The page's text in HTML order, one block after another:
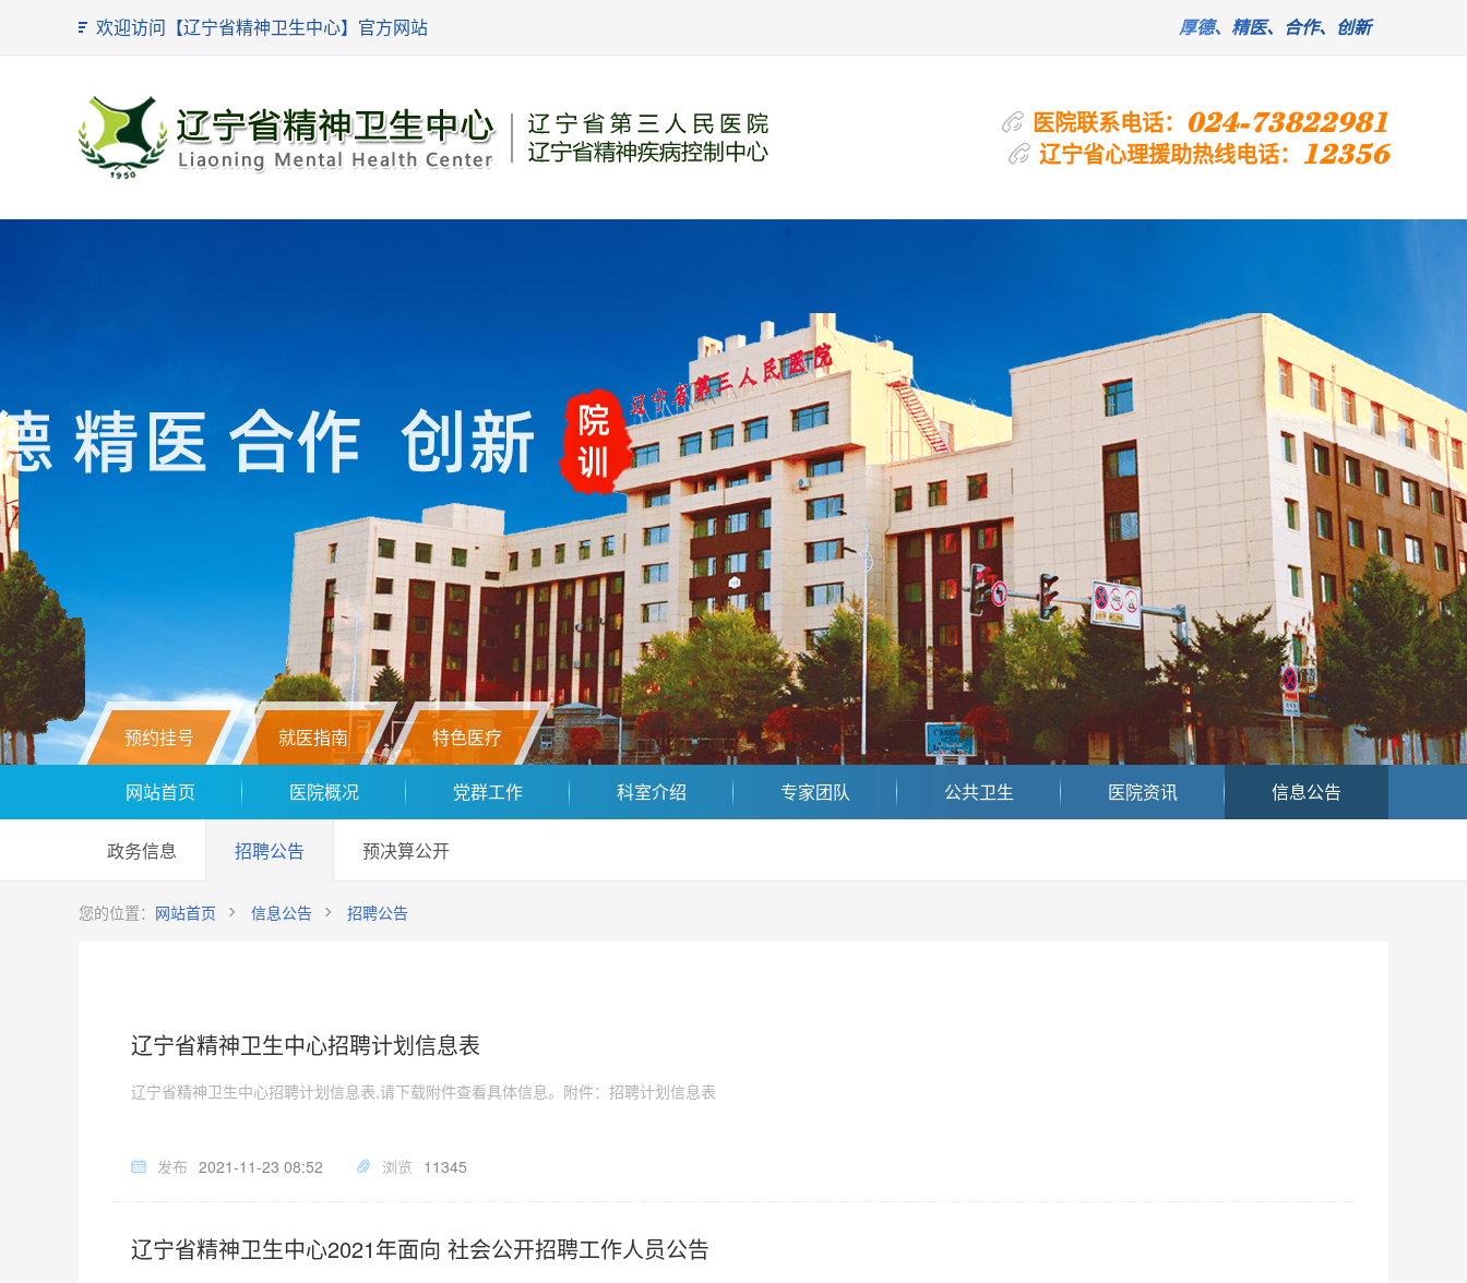
欢迎访问【辽宁省精神卫生中心】官方网站 厚德、精医、合作、创新
医院联系电话： 024-73822981
辽宁省心理援助热线电话： 12356
预约挂号 就医指南 特色医疗
网站首页 医院概况 党群工作 科室介绍 专家团队 公共卫生 医院资讯 信息公告
政务信息 招聘公告 预决算公开
您的位置： 网站首页 信息公告 招聘公告
辽宁省精神卫生中心招聘计划信息表
辽宁省精神卫生中心招聘计划信息表,请下载附件查看具体信息。附件：招聘计划信息表
发布 2021-11-23 08:52 浏览 11345
辽宁省精神卫生中心2021年面向 社会公开招聘工作人员公告